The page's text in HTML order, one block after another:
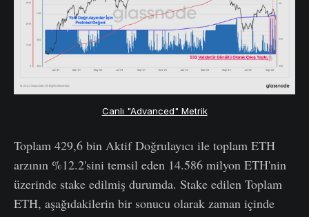
Canlı "Advanced" Metrik
Toplam 429,6 bin Aktif Doğrulayıcı ile toplam ETH
arzının %12.2'sini temsil eden 14.586 milyon ETH'nin
üzerinde stake edilmiş durumda. Stake edilen Toplam
ETH, aşağıdakilerin bir sonucu olarak zaman içinde